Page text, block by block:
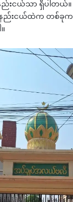
ငယ်သာ ရှိပါတယ်။
ည်းငယ်ထဲက တစ်ခု